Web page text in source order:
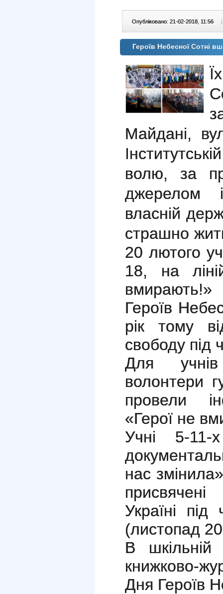
Опубліковано: 21-02-2018, 11:56 |
Героїв Небесної Сотні
Майдані,
волю, за
джерелом
власній
страшно
20 лютого
18, на
Героїв
рік тому
свободу під
Для
волонтери
провели
«Герої не
Учні 5-11-
нас
Україні під
(листопад
В шкільній
книжково-
Дня Героїв